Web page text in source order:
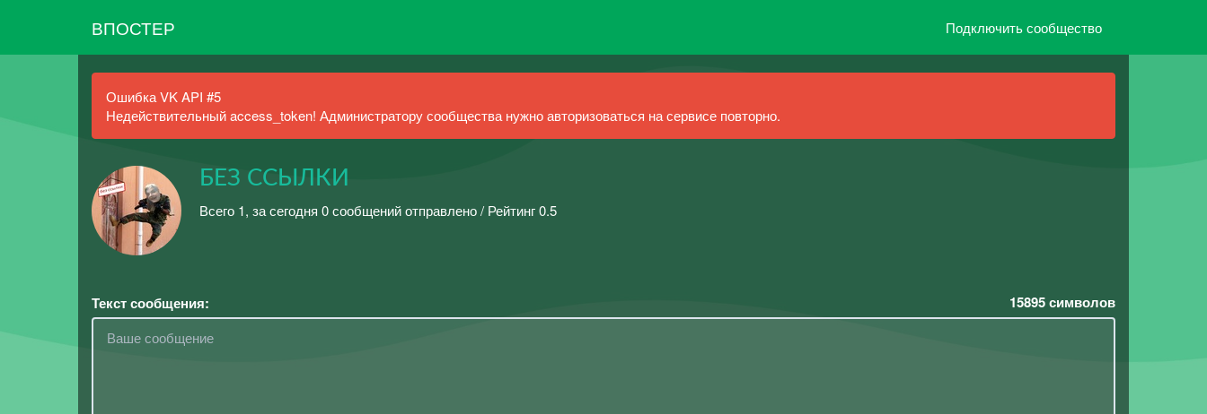
ВПОСТЕР Подключить сообщество
Ошибка VK API #5
Недействительный access_token! Администратору сообщества нужно авторизоваться на сервисе повторно.
БЕЗ ССЫЛКИ
Всего 1, за сегодня 0 сообщений отправлено / Рейтинг 0.5
Текст сообщения: 15895символов